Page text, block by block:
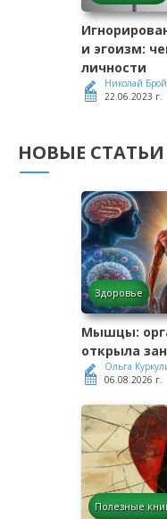
и эгоизм:
личности
Николай
22.06.2023 г.
НОВЫЕ
Здоровье
Мышцы:
открыла
Ольга
06.08.2026 г.
Полезные